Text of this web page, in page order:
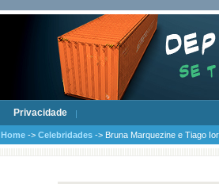
Privacidade
Home -> Celebridades -> Bruna Marquezine e Tiago